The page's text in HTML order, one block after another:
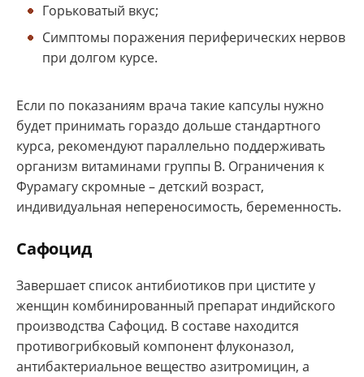
Горьковатый вкус;
Симптомы поражения периферических нервов
при долгом курсе.
Если по показаниям врача такие капсулы нужно
будет принимать гораздо дольше стандартного
курса, рекомендуют параллельно поддерживать
организм витаминами группы В. Ограничения к
Фурамагу скромные – детский возраст,
индивидуальная непереносимость, беременность.
Сафоцид
Завершает список антибиотиков при цистите у
женщин комбинированный препарат индийского
производства Сафоцид. В составе находится
противогрибковый компонент флуконазол,
антибактериальное вещество азитромицин, а